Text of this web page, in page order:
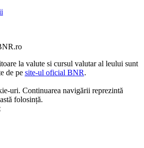
la valute si cursul valutar al leului sunt
de pe site-ul oficial BNR.
uri. Continuarea navigării reprezintă
folosință.